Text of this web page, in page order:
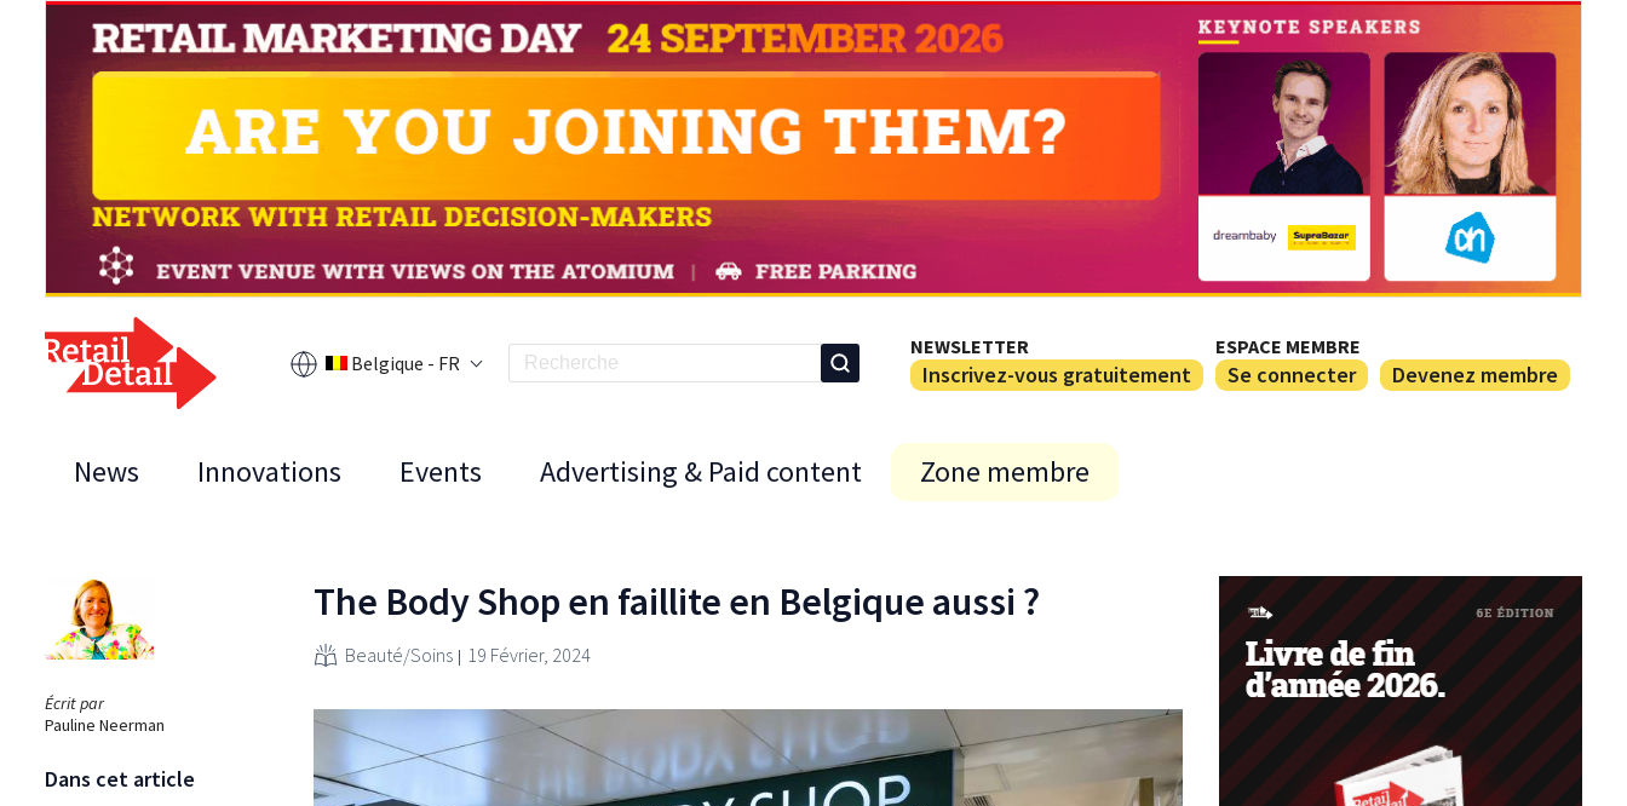
Belgique - FR
NEWSLETTER
Inscrivez-vous gratuitement
ESPACE MEMBRE
Se connecter Devenez membre
News Innovations Events Advertising & Paid content Zone membre
Écrit par
Pauline Neerman
Dans cet article
The Body Shop en faillite en Belgique aussi ?
Beauté/Soins 19 Février, 2024